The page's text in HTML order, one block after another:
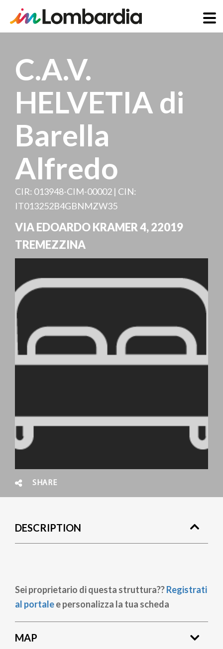
main
content
C.A.V.
HELVETIA di
Barella
Alfredo
CIR: 013948-CIM-00002 | CIN:
IT013252B4GBNMZW35
VIA EDOARDO KRAMER 4,22019
TREMEZZINA
SHARE
DESCRIPTION
Sei proprietario di questa struttura??Registrati
al portalee personalizza la tua scheda
MAP